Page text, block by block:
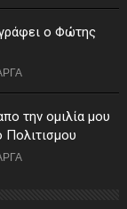
ο Φώτης
την ομιλία μου
Πολιτισμου